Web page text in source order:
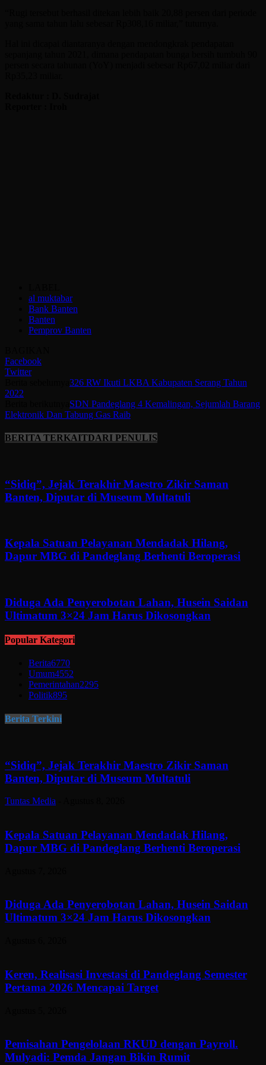
al muktabar
Bank Banten
Banten
Pemprov Banten
Facebook
Twitter
326 RW Ikuti LKBA Kabupaten Serang Tahun
2022
SDN Pandeglang 4 Kemalingan, Sejumlah Barang
Elektronik Dan Tabung Gas Raib
BERITA TERKAITDARI PENULIS
“Sidiq”, Jejak Terakhir Maestro Zikir Saman
Banten, Diputar di Museum Multatuli
Kepala Satuan Pelayanan Mendadak Hilang,
Dapur MBG di Pandeglang Berhenti Beroperasi
Diduga Ada Penyerobotan Lahan, Husein Saidan
Ultimatum 3×24 Jam Harus Dikosongkan
Popular Kategori
Berita6770
Umum4552
Pemerintahan2295
Politik895
Berita Terkini
“Sidiq”, Jejak Terakhir Maestro Zikir Saman
Banten, Diputar di Museum Multatuli
Tuntas Media
Kepala Satuan Pelayanan Mendadak Hilang,
Dapur MBG di Pandeglang Berhenti Beroperasi
Diduga Ada Penyerobotan Lahan, Husein Saidan
Ultimatum 3×24 Jam Harus Dikosongkan
Keren, Realisasi Investasi di Pandeglang Semester
Pertama 2026 Mencapai Target
Pemisahan Pengelolaan RKUD dengan Payroll.
Mulyadi: Pemda Jangan Bikin Rumit